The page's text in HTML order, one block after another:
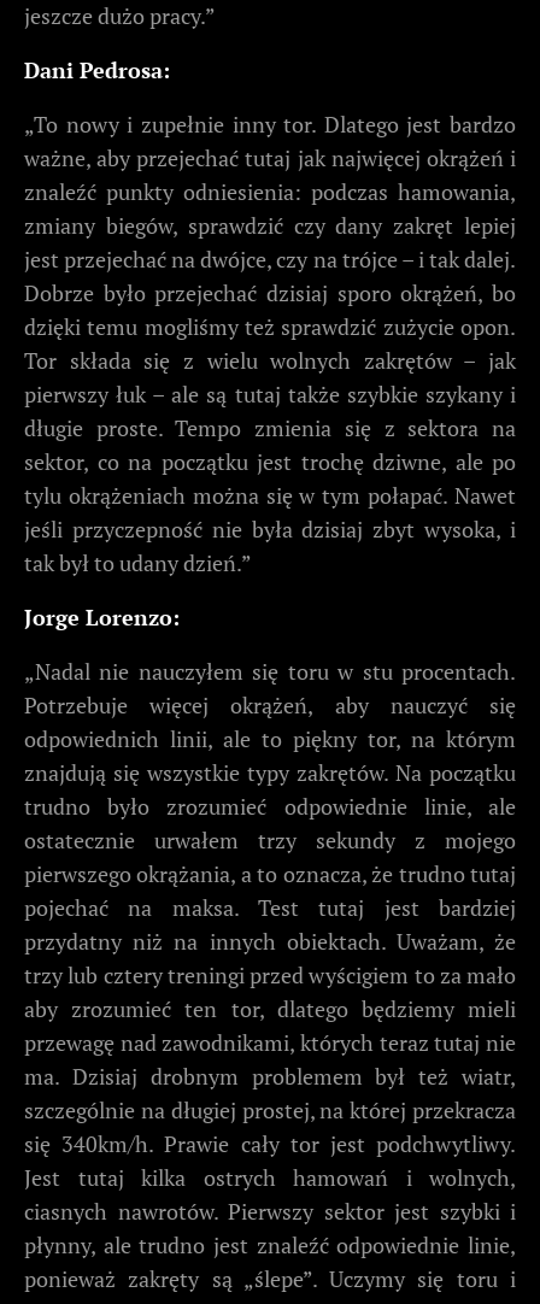
jeszcze dużo pracy.”
Dani Pedrosa:
„To nowy i zupełnie inny tor. Dlatego jest bardzo
ważne, aby przejechać tutaj jak najwięcej okrążeń i
znaleźć punkty odniesienia: podczas hamowania,
zmiany biegów, sprawdzić czy dany zakręt lepiej
jest przejechać na dwójce, czy na trójce – i tak dalej.
Dobrze było przejechać dzisiaj sporo okrążeń, bo
dzięki temu mogliśmy też sprawdzić zużycie opon.
Tor składa się z wielu wolnych zakrętów – jak
pierwszy łuk – ale są tutaj także szybkie szykany i
długie proste. Tempo zmienia się z sektora na
sektor, co na początku jest trochę dziwne, ale po
tylu okrążeniach można się w tym połapać. Nawet
jeśli przyczepność nie była dzisiaj zbyt wysoka, i
tak był to udany dzień.”
Jorge Lorenzo:
„Nadal nie nauczyłem się toru w stu procentach.
Potrzebuje więcej okrążeń, aby nauczyć się
odpowiednich linii, ale to piękny tor, na którym
znajdują się wszystkie typy zakrętów. Na początku
trudno było zrozumieć odpowiednie linie, ale
ostatecznie urwałem trzy sekundy z mojego
pierwszego okrążania, a to oznacza, że trudno tutaj
pojechać na maksa. Test tutaj jest bardziej
przydatny niż na innych obiektach. Uważam, że
trzy lub cztery treningi przed wyścigiem to za mało
aby zrozumieć ten tor, dlatego będziemy mieli
przewagę nad zawodnikami, których teraz tutaj nie
ma. Dzisiaj drobnym problemem był też wiatr,
szczególnie na długiej prostej, na której przekracza
się 340km/h. Prawie cały tor jest podchwytliwy.
Jest tutaj kilka ostrych hamowań i wolnych,
ciasnych nawrotów. Pierwszy sektor jest szybki i
płynny, ale trudno jest znaleźć odpowiednie linie,
ponieważ zakręty są „ślepe”. Uczymy się toru i